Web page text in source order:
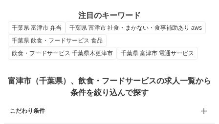
注目のキーワード
千葉県 富津市 弁当
千葉県 富津市 社食・まかない・食事補助あり aws
千葉県 飲食・フードサービス 食品
飲食・フードサービス 千葉県木更津市
千葉県 富津市 電通サービス
富津市（千葉県）、飲食・フードサービスの求人一覧から
条件を絞り込んで探す
こだわり条件